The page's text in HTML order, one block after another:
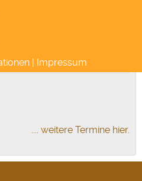
.... weitere Termine hier.
| Impressum